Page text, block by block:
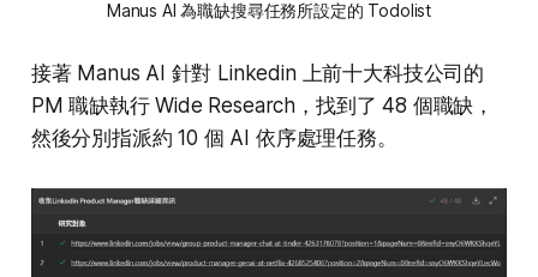
Manus AI 為職缺搜尋任務所設定的 Todolist
接著 Manus AI 針對 Linkedin 上前十大科技公司的
PM 職缺執行 Wide Research，找到了 48 個職缺，
然後分別指派約 10 個 AI 依序處理任務。